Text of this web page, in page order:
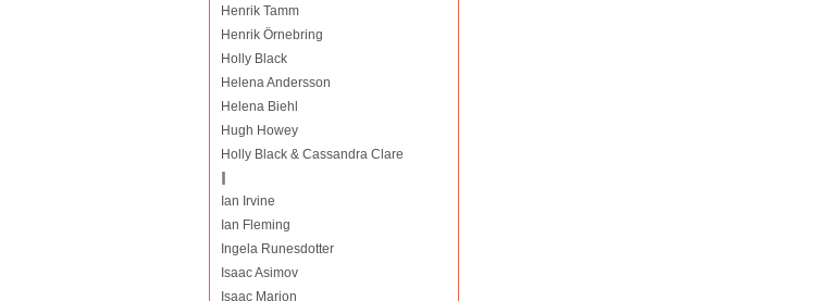
Henrik Tamm
Henrik Örnebring
Holly Black
Helena Andersson
Helena Biehl
Hugh Howey
Holly Black & Cassandra Clare
I
Ian Irvine
Ian Fleming
Ingela Runesdotter
Isaac Asimov
Isaac Marion